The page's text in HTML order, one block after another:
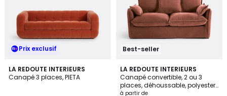
Prix exclusif
LA REDOUTE INTERIEURS
Canapé 3 places, PIETA
4,7
/ 5
3
Couleurs
Best-seller
LA REDOUTE INTERIEURS
Canapé convertible, 2 ou 3
places, déhoussable, polyester
chiné, ODNA
à partir de
5
/
5
9
Couleurs